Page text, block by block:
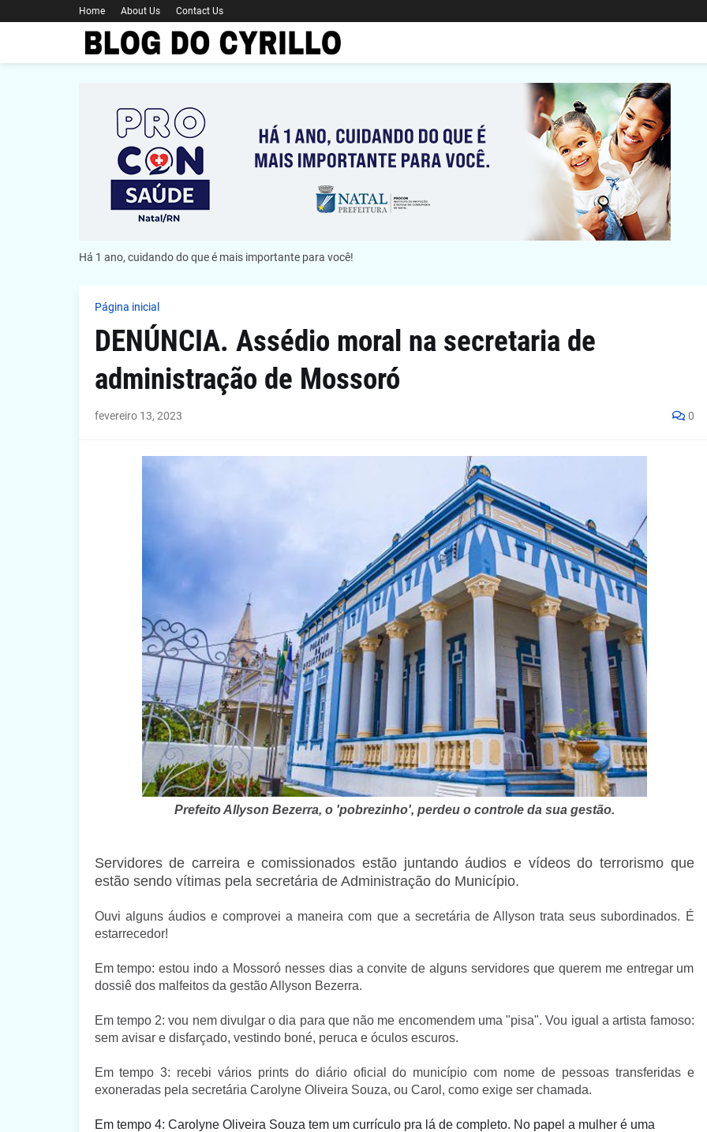
Home About Us Contact Us
Há 1 ano, cuidando do que é mais importante para você!
Página inicial
DENÚNCIA. Assédio moral na secretaria de
administração de Mossoró
fevereiro 13, 2023 0
Prefeito Allyson Bezerra, o 'pobrezinho', perdeu o controle da sua gestão.
Servidores de carreira e comissionados estão juntando áudios e vídeos do terrorismo que
estão sendo vítimas pela secretária de Administração do Município.
Ouvi alguns áudios e comprovei a maneira com que a secretária de Allyson trata seus subordinados. É
estarrecedor!
Em tempo: estou indo a Mossoró nesses dias a convite de alguns servidores que querem me entregar um
dossiê dos malfeitos da gestão Allyson Bezerra.
Em tempo 2: vou nem divulgar o dia para que não me encomendem uma "pisa". Vou igual a artista famoso:
sem avisar e disfarçado, vestindo boné, peruca e óculos escuros.
Em tempo 3: recebi vários prints do diário oficial do município com nome de pessoas transferidas e
exoneradas pela secretária Carolyne Oliveira Souza, ou Carol, como exige ser chamada.
Em tempo 4: Carolyne Oliveira Souza tem um currículo pra lá de completo. No papel a mulher é uma